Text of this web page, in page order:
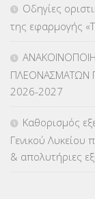
ΛΟΙΠΑ(309)
ΜΕΤΑΘΕΣΕΙΣ-
ΜΕΤΑΦΟΡΑ
Οδηγίες
της εφαρμογής
ΠΛΕΟΝΑΣΜΑΤΩΝ
2026-2027
Καθορισμός
Γενικού Λυκείου
& απολυτήριες